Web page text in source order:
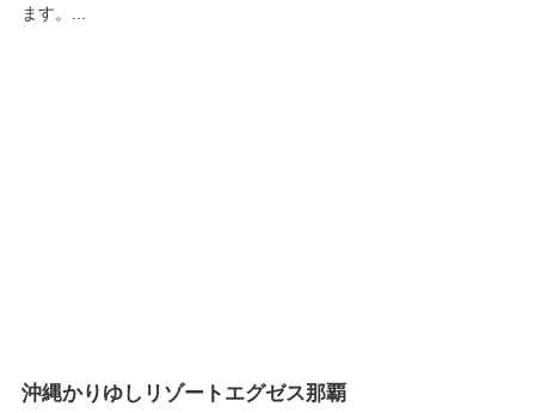
ます。...
沖縄かりゆしリゾートエグゼス那覇